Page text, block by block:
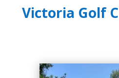
Victoria Golf